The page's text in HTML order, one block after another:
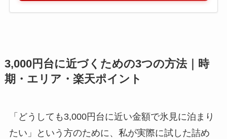
3,000円台に近づくための3つの方法｜時
期・エリア・楽天ポイント
「どうしても3,000円台に近い金額で氷見に泊まり
たい」という方のために、私が実際に試した詰め